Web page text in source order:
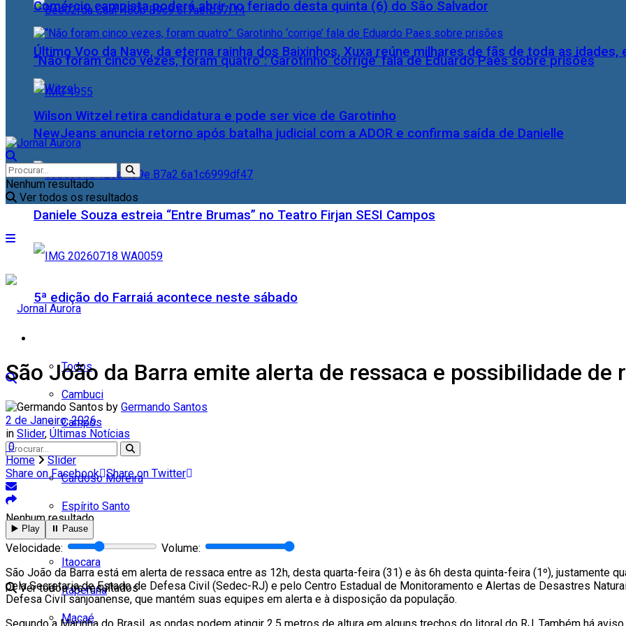
Último Voo da Nave, da eterna rainha dos Baixinhos, Xuxa reúne milhares de fãs de toda as idades,
NewJeans anuncia retorno após batalha judicial com a ADOR e confirma saída de Danielle
Daniele Souza estreia “Entre Brumas” no Teatro Firjan SESI Campos
5ª edição do Farraiá acontece neste sábado
Todos
Cambuci
Campos
Cardoso Moreira
Espírito Santo
Italva
Itaocara
Itaperuna
Macaé
Comércio campista poderá abrir no feriado desta quinta (6) do São Salvador
“Não foram cinco vezes, foram quatro”: Garotinho ‘corrige’ fala de Eduardo Paes sobre prisões
Wilson Witzel retira candidatura e pode ser vice de Garotinho
Nenhum resultado
Ver todos os resultados
Nenhum resultado
Ver todos os resultados
São João da Barra emite alerta de ressaca e possibilidade de
by Germando Santos
2 de Janeiro, 2026
in Slider, Últimas Notícias
0
Home
Slider
Share on Facebook Share on Twitter
▶️ Play ⏸️ Pause
Velocidade:
Volume:
São João da Barra está em alerta de ressaca entre as 12h, desta quarta-feira (31) e às 6h desta quinta-feira (1º), justamente
pela Secretaria de Estado de Defesa Civil (Sedec-RJ) e pelo Centro Estadual de Monitoramento e Alertas de Desastres
Defesa Civil sanjoanense, que mantém suas equipes em alerta e à disposição da população.